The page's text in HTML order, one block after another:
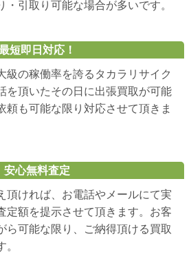
・引取り可能な場合が多いです。
短即日対応！
級の稼働率を誇るタカラリサイク
を頂いたその日に出張買取が可能
頼も可能な限り対応させて頂きま
安心無料査定
頂ければ、お電話やメールにて実
定額を提示させて頂きます。お客
ら可能な限り、ご納得頂ける買取